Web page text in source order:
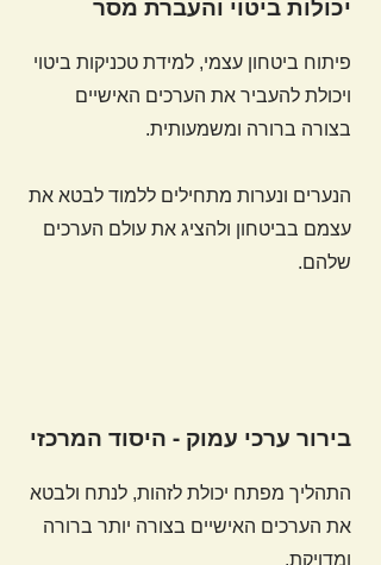
יכולות ביטוי והעברת מסר
פיתוח ביטחון עצמי, למידת טכניקות ביטוי
ויכולת להעביר את הערכים האישיים
בצורה ברורה ומשמעותית.
הנערים ונערות מתחילים ללמוד לבטא את
עצמם בביטחון ולהציג את עולם הערכים
שלהם.
בירור ערכי עמוק - היסוד המרכזי
התהליך מפתח יכולת לזהות, לנתח ולבטא
את הערכים האישיים בצורה יותר ברורה
ומדויקת.